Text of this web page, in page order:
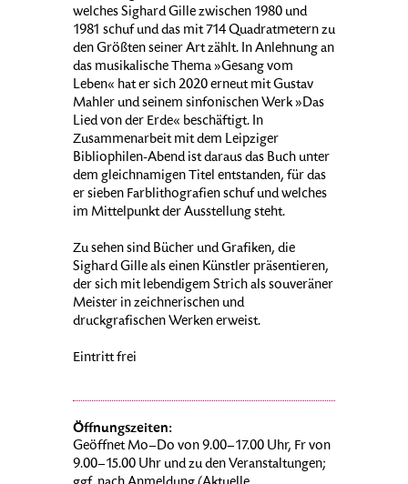
welches Sighard Gille zwischen 1980 und
1981 schuf und das mit 714 Quadratmetern zu
den Größten seiner Art zählt. In Anlehnung an
das musikalische Thema »Gesang vom
Leben« hat er sich 2020 erneut mit Gustav
Mahler und seinem sinfonischen Werk »Das
Lied von der Erde« beschäftigt. In
Zusammenarbeit mit dem Leipziger
Bibliophilen-Abend ist daraus das Buch unter
dem gleichnamigen Titel entstanden, für das
er sieben Farblithografien schuf und welches
im Mittelpunkt der Ausstellung steht.
Zu sehen sind Bücher und Grafiken, die
Sighard Gille als einen Künstler präsentieren,
der sich mit lebendigem Strich als souveräner
Meister in zeichnerischen und
druckgrafischen Werken erweist.
Eintritt frei
Öffnungszeiten:
Geöffnet Mo–Do von 9.00–17.00 Uhr, Fr von
9.00–15.00 Uhr und zu den Veranstaltungen;